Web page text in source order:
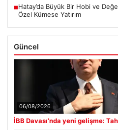
■Hatay’da Büyük Bir Hobi ve
Özel Kümese Yatırım
Güncel
06/08/2026
İBB Davası’nda yeni gelişme: